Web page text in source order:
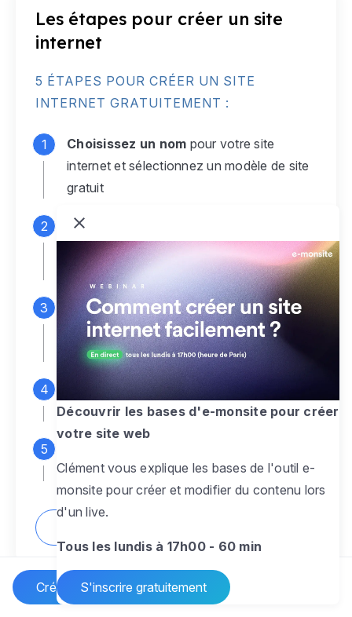
Créer un site Internet
Les étapes pour créer un site
internet
5 ÉTAPES POUR CRÉER UN SITE
INTERNET GRATUITEMENT :
Choisissez un nom pour votre site
internet et sélectionnez un modèle de site
gratuit
Connectez-vous
monsite gratuit pour accéder à votre
espace d'administration
Personnalisez entièrement le
designpour créer un site web sur-mesure,
à votre image
Ajoutez des pagessans limite pour
présenter votre activité, votre passion
pour rendre votre site dynamique
Découvrir les bases d'e-monsite pour créer
votre site web
Clément vous explique les bases de l'outil e-
monsite pour créer et modifier du contenu lors
d'un live.
Tous les lundis à 17h00 - 60 min
S'inscrire gratuitement